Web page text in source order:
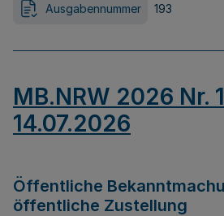
Ausgabennummer 193
MB.NRW 2026 Nr.
14.07.2026
Öffentliche
öffentliche Zustellung